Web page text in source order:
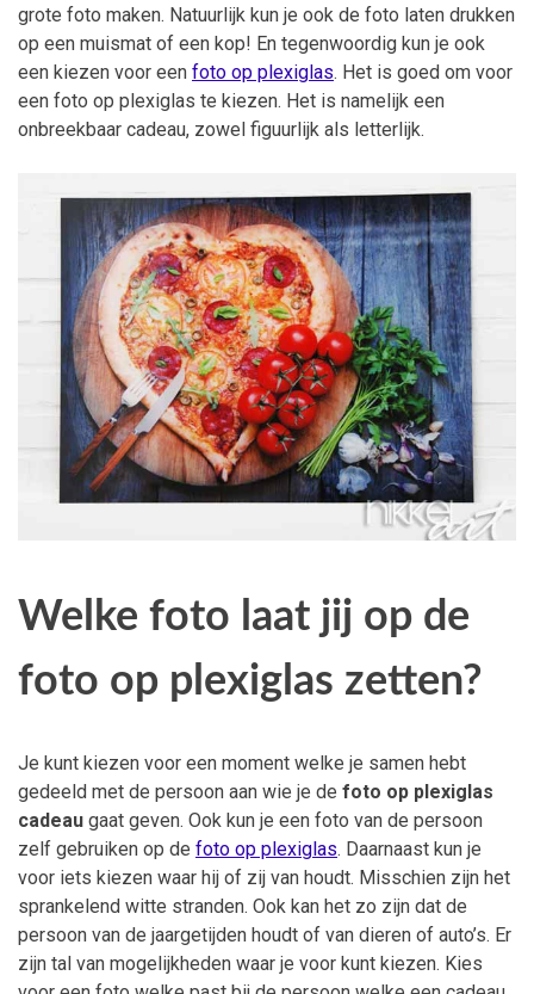
grote foto maken. Natuurlijk kun je ook de foto laten drukken
op een muismat of een kop! En tegenwoordig kun je ook
een kiezen voor een foto op plexiglas. Het is goed om voor
een foto op plexiglas te kiezen. Het is namelijk een
onbreekbaar cadeau, zowel figuurlijk als letterlijk.
Welke foto laat jij op de
foto op plexiglas zetten?
Je kunt kiezen voor een moment welke je samen hebt
gedeeld met de persoon aan wie je de foto op plexiglas
cadeau gaat geven. Ook kun je een foto van de persoon
zelf gebruiken op de foto op plexiglas. Daarnaast kun je
voor iets kiezen waar hij of zij van houdt. Misschien zijn het
sprankelend witte stranden. Ook kan het zo zijn dat de
persoon van de jaargetijden houdt of van dieren of auto’s. Er
zijn tal van mogelijkheden waar je voor kunt kiezen. Kies